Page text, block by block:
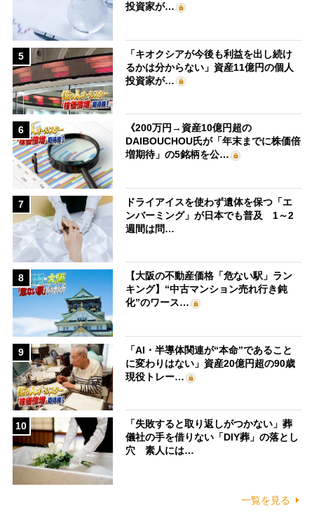
投資家が…
5
「キオクシアが今後も利益を出し続け
るかは分からない」資産11億円の個人
投資家が…
6
《200万円→資産10億円超の
DAIBOUCHOU氏が「年末までに株価倍
増期待」の5銘柄を公…
7
ドライアイスを使わず遺体を保つ「エ
ンバーミング」が日本でも普及 1～2
週間は問…
8
【大阪の不動産価格「危ない駅」ラン
キング】“中古マンション売れ行き鈍
化”のワース…
9
「AI・半導体関連が“本命”であること
に変わりはない」資産20億円超の90歳
現役トレー…
10
「失敗すると取り返しがつかない」葬
儀社の手を借りない「DIY葬」の落とし
穴 素人には…
一覧を見る